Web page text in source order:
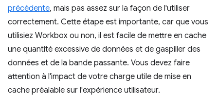
précédente, mais pas assez sur la façon de l'utiliser
correctement. Cette étape est importante, car que vous
utilisiez Workbox ou non, il est facile de mettre en cache
une quantité excessive de données et de gaspiller des
données et de la bande passante. Vous devez faire
attention à l'impact de votre charge utile de mise en
cache préalable sur l'expérience utilisateur.